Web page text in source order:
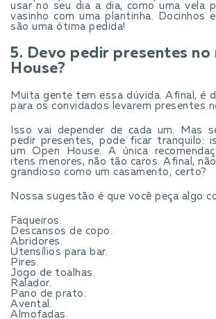
usar no seu dia a dia, como uma vela
vasinho com uma plantinha. Docinhos
são uma ótima pedida!
5. Devo pedir presentes no
House?
Muita gente tem essa dúvida. Afinal, é
para os convidados levarem presentes
Isso vai depender de cada um. Mas
pedir presentes, pode ficar tranquilo:
um Open House. A única
itens menores, não tão caros. Afinal,
grandioso como um casamento, certo?
Nossa sugestão é que você peça algo
Faqueiros.
Descansos de copo.
Abridores.
Utensílios para bar.
Pires.
Jogo de toalhas.
Ralador.
Pano de prato.
Avental.
Almofadas.